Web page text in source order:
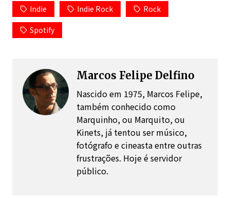
Indie Indie Rock Rock
Spotify
Marcos Felipe Delfino
Nascido em 1975, Marcos Felipe,
também conhecido como
Marquinho, ou Marquito, ou
Kinets, já tentou ser músico,
fotógrafo e cineasta entre outras
frustrações. Hoje é servidor
público.